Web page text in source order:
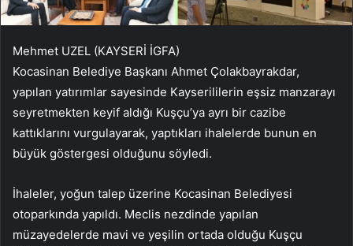
Mehmet UZEL (KAYSERİ İGFA)
Kocasinan Belediye Başkanı Ahmet Çolakbayrakdar,
yapılan yatırımlar sayesinde Kayserililerin eşsiz manzarayı
seyretmekten keyif aldığı Kuşçu’ya ayrı bir cazibe
kattıklarını vurgulayarak, yaptıkları ihalelerde bunun en
büyük göstergesi olduğunu söyledi.
İhaleler, yoğun talep üzerine Kocasinan Belediyesi
otoparkında yapıldı. Meclis nezdinde yapılan
müzayedelerde mavi ve yeşilin ortada olduğu Kuşçu